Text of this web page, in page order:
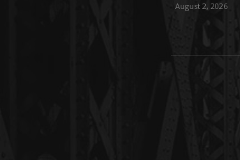
August 2, 2026